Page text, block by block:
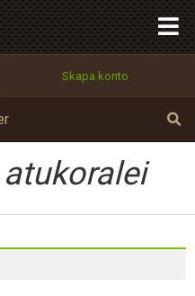
Skapa konto
Tillbaka till förstasidan